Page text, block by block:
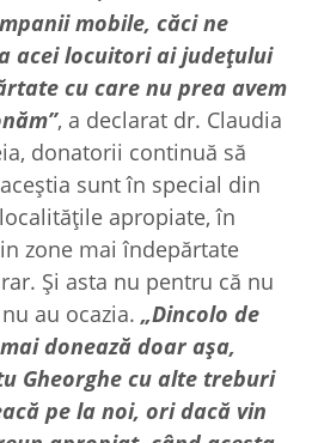
mobile, căci ne
acei locuitori ai județului
cu care nu prea avem
, a declarat dr. Claudia
donatorii continuă să
sunt în special din
apropiate, în
zone mai îndepărtate
Și asta nu pentru că nu
au ocazia. „Dincolo de
donează doar așa,
Gheorghe cu alte treburi
pe la noi, ori dacă vin